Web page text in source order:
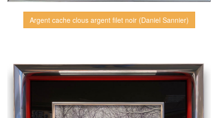
Argent cache clous argent filet noir (Daniel Sannier)